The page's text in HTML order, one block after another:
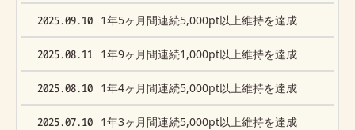
2025.09.10 1年5ヶ月間連続5,000pt以上維持を達成
2025.08.11 1年9ヶ月間連続1,000pt以上維持を達成
2025.08.10 1年4ヶ月間連続5,000pt以上維持を達成
2025.07.10 1年3ヶ月間連続5,000pt以上維持を達成